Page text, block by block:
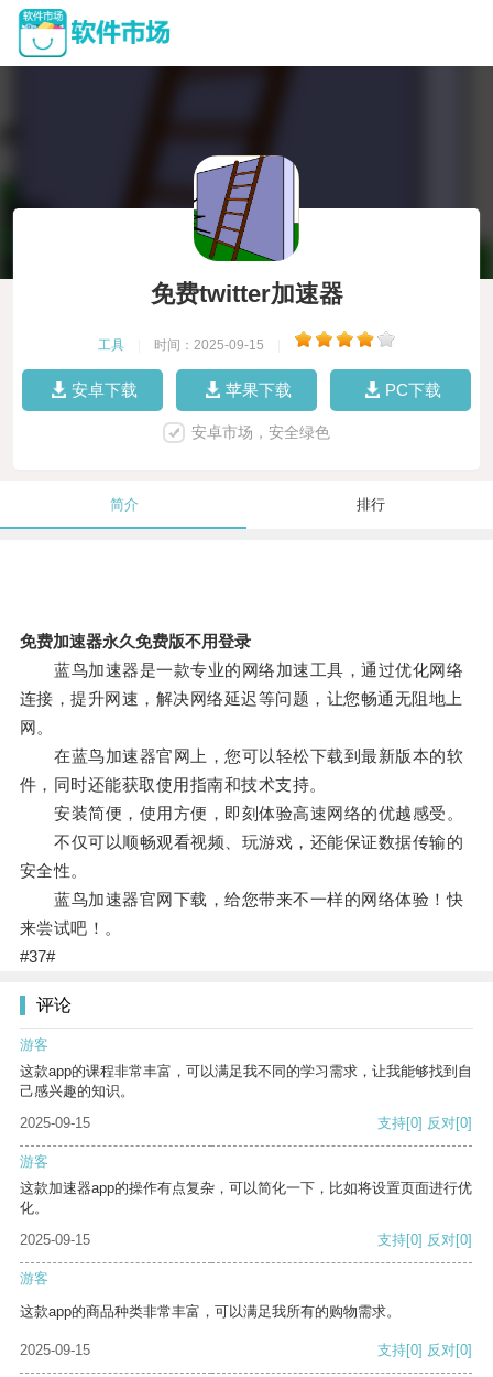
免费twitter加速器
工具 时间：2025-09-15
安卓下载 苹果下载 PC下载
安卓市场，安全绿色
简介 排行
免费加速器永久免费版不用登录
蓝鸟加速器是一款专业的网络加速工具，通过优化网络
连接，提升网速，解决网络延迟等问题，让您畅通无阻地上
网。
在蓝鸟加速器官网上，您可以轻松下载到最新版本的软
件，同时还能获取使用指南和技术支持。
安装简便，使用方便，即刻体验高速网络的优越感受。
不仅可以顺畅观看视频、玩游戏，还能保证数据传输的
安全性。
蓝鸟加速器官网下载，给您带来不一样的网络体验！快
来尝试吧！。
#37#
评论
游客
这款app的课程非常丰富，可以满足我不同的学习需求，让我能够找到自
己感兴趣的知识。
2025-09-15
支持[0] 反对[0]
游客
这款加速器app的操作有点复杂，可以简化一下，比如将设置页面进行优
化。
2025-09-15
支持[0] 反对[0]
游客
这款app的商品种类非常丰富，可以满足我所有的购物需求。
2025-09-15 支持[0] 反对[0]